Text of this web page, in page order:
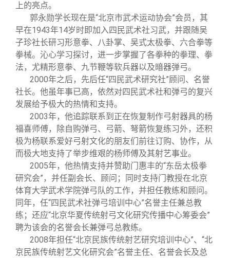
终身学习
信息化服务
三创大赛
实用信息
校友总会
总会简介
会长致辞
总会章程
理事会名单
制度法规
联系我们
关闭
上的亮点。
郭永勋学长现在是“北京市武术运动协会”会员，其
早在1943年14岁时即加入四民武术社习武，并跟随吴
子珍社长研习形意拳、八卦掌、吴式太极拳、六合拳等
拳械。沁心学习探讨，进一步掌握了各拳种的拳理、拳
法，尤精形意拳、九节鞭等软兵器以及暗器弹弓。
2000年之后，先后任“四民武术研究社”顾问、名誉
社长。他虽年事已高，依然对四民武术社和弹弓的复兴
发展给予极大的热情和支持。
2003年，他追踪联系到正在恢复制作弓射器具的杨
福喜师傅，除自购弹弓、弓箭、弩箭恢复练习外，还积
极为杨联系爱好弓射文化的朋友们前往订购、协作，从
而极大地支持了举步维艰的杨师傅及其射艺事业。
2005年，他热情支持并赞助门惠丰的“东岳太极拳
研究会”，并任副会长、顾问；同时支持门教授在北京
体育大学武术学院弹弓队的工作，并担任教练和顾问。
同年，任“四民武术社弹弓培训中心”名誉主任兼总教
练；还应“北京华夏传统射弓文化研究传播中心筹委会”
聘为该会的名誉会长兼弹弓总教练。
2008年担任“北京民族传统射艺研究培训中心”、“北
京民族传统射艺文化研究会”名誉主任、名誉会长及总